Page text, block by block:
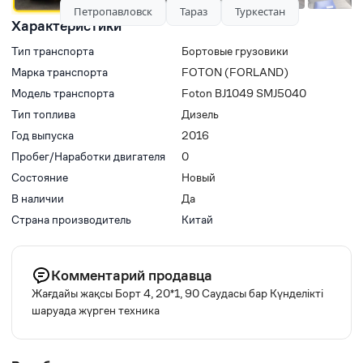
Характеристики
Тип транспорта
Бортовые грузовики
Марка транспорта
FOTON (FORLAND)
Модель транспорта
Foton BJ1049 SMJ5040
Тип топлива
Дизель
Год выпуска
2016
Пробег/Наработки двигателя
0
Состояние
Новый
В наличии
Да
Страна производитель
Китай
Комментарий продавца
Жағдайы жақсы Борт 4, 20*1, 90 Саудасы бар Күнделікті
шаруада жүрген техника
Петропавловск Тараз Туркестан